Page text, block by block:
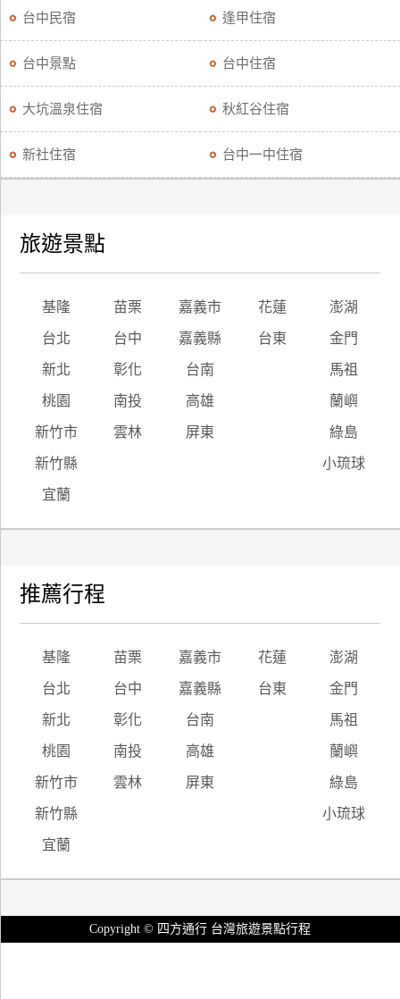
台中民宿 逢甲住宿
台中景點 台中住宿
大坑溫泉住宿 秋紅谷住宿
新社住宿 台中一中住宿
旅遊景點
基隆 苗栗 嘉義市 花蓮 澎湖
台北 台中 嘉義縣 台東 金門
新北 彰化 台南 馬祖
桃園 南投 高雄 蘭嶼
新竹市 雲林 屏東 綠島
新竹縣 小琉球
宜蘭
推薦行程
基隆 苗栗 嘉義市 花蓮 澎湖
台北 台中 嘉義縣 台東 金門
新北 彰化 台南 馬祖
桃園 南投 高雄 蘭嶼
新竹市 雲林 屏東 綠島
新竹縣 小琉球
宜蘭
Copyright © 四方通行 台灣旅遊景點行程